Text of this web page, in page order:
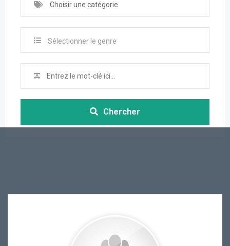
Choisir une catégorie
Sélectionner le genre
Chercher